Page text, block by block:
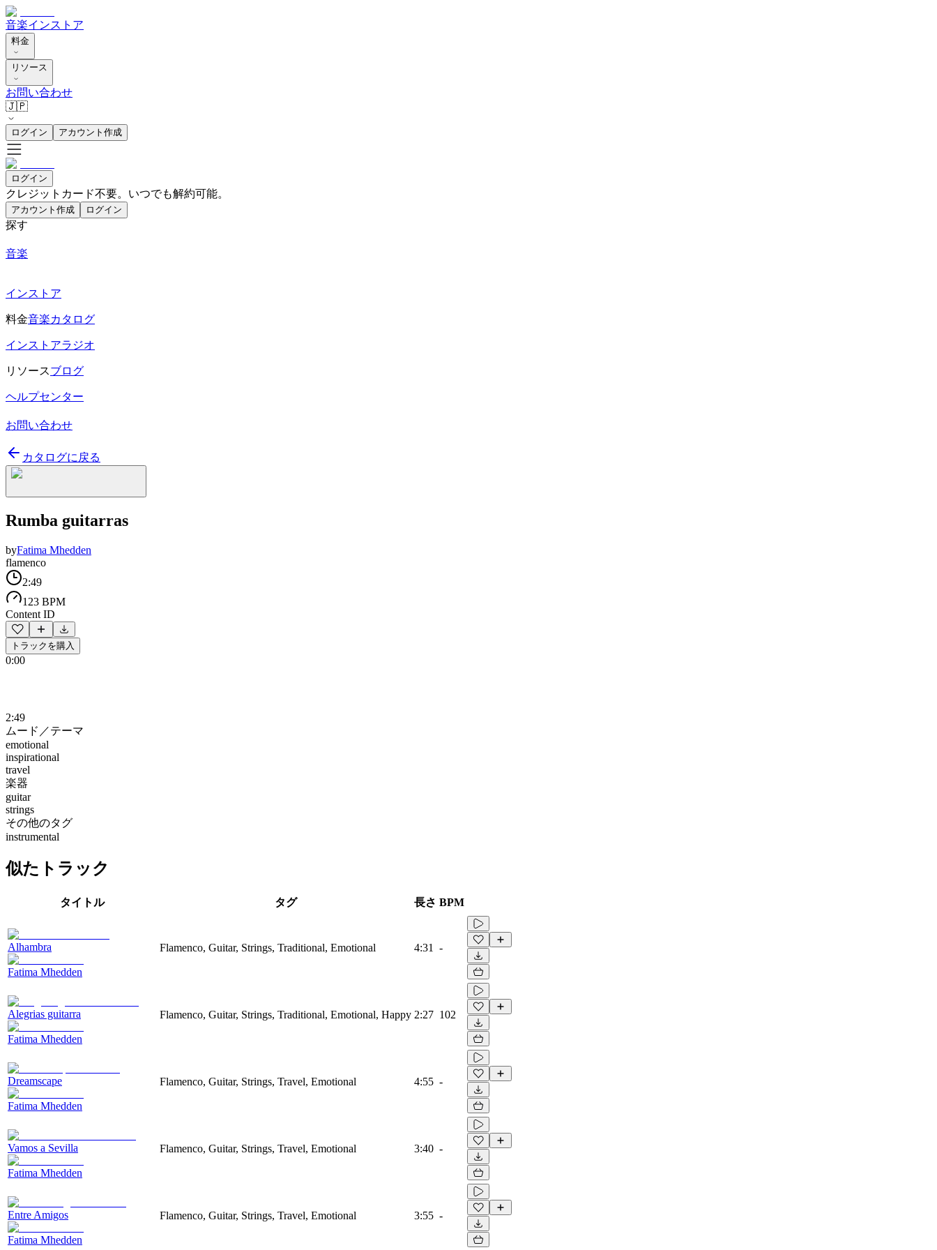
音楽インストア
料金
リソース
お問い合わせ
🇯🇵
ログイン アカウント作成
ログイン
クレジットカード不要。いつでも解約可能。
アカウント作成 ログイン
探す
音楽
インストア
料金音楽カタログ
インストアラジオ
リソースブログ
ヘルプセンター
お問い合わせ
カタログに戻る
Rumba guitarras
byFatima Mhedden
flamenco
2:49
123 BPM
Content ID
トラックを購入
0:00
2:49
ムード／テーマ
emotional
inspirational
travel
楽器
guitar
strings
その他のタグ
instrumental
似たトラック
タイトル タグ 長さ BPM
Alhambra
Fatima Mhedden
Flamenco, Guitar, Strings, Traditional, Emotional 4:31 -
Alegrias guitarra
Fatima Mhedden
Flamenco, Guitar, Strings, Traditional, Emotional, Happy 2:27 102
Dreamscape
Fatima Mhedden
Flamenco, Guitar, Strings, Travel, Emotional 4:55 -
Vamos a Sevilla
Fatima Mhedden
Flamenco, Guitar, Strings, Travel, Emotional 3:40 -
Entre Amigos
Fatima Mhedden
Flamenco, Guitar, Strings, Travel, Emotional 3:55 -